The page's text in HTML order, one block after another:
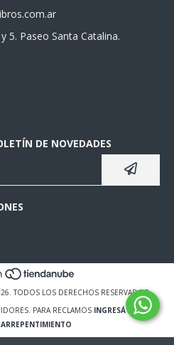
5. Paseo Santa Catalina.
DE NOVEDADES
TODOS LOS DERECHOS RESERVADOS.
PARA RECLAMOS INGRESÁ ACÁ.